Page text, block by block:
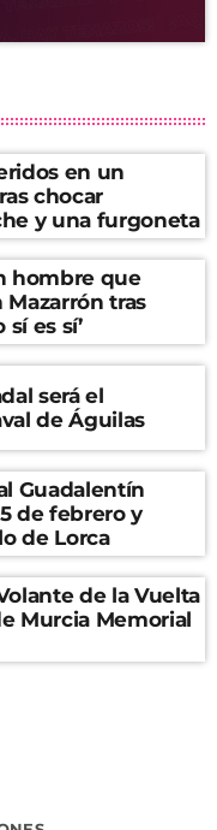
en un
chocar
y una furgoneta
hombre que
tras
es sí’
será el
de Águilas
Guadalentín
de febrero y
de Lorca
de la Vuelta
Murcia Memorial